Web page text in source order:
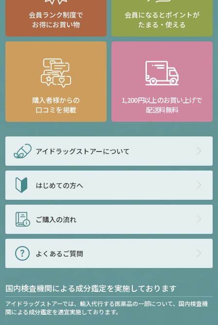
会員ランク制度で
お得にお買い物
会員になるとポイントが
たまる・使える
購入者様からの
口コミを掲載
1,200円以上のお買い上げで
配送料無料
アイドラッグストアーについて
はじめての方へ
ご購入の流れ
よくあるご質問
国内検査機関による成分鑑定を実施しております
アイドラッグストアーでは、輸入代行する医薬品の一部について、国内検査機
関による成分鑑定を適宜実施しております。